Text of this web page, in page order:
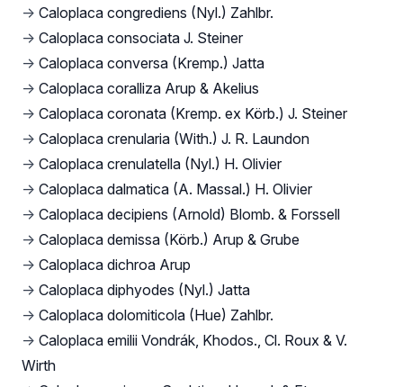
→ Caloplaca congrediens (Nyl.) Zahlbr.
→ Caloplaca consociata J. Steiner
→ Caloplaca conversa (Kremp.) Jatta
→ Caloplaca coralliza Arup & Akelius
→ Caloplaca coronata (Kremp. ex Körb.) J. Steiner
→ Caloplaca crenularia (With.) J. R. Laundon
→ Caloplaca crenulatella (Nyl.) H. Olivier
→ Caloplaca dalmatica (A. Massal.) H. Olivier
→ Caloplaca decipiens (Arnold) Blomb. & Forssell
→ Caloplaca demissa (Körb.) Arup & Grube
→ Caloplaca dichroa Arup
→ Caloplaca diphyodes (Nyl.) Jatta
→ Caloplaca dolomiticola (Hue) Zahlbr.
→ Caloplaca emilii Vondrák, Khodos., Cl. Roux & V.
Wirth